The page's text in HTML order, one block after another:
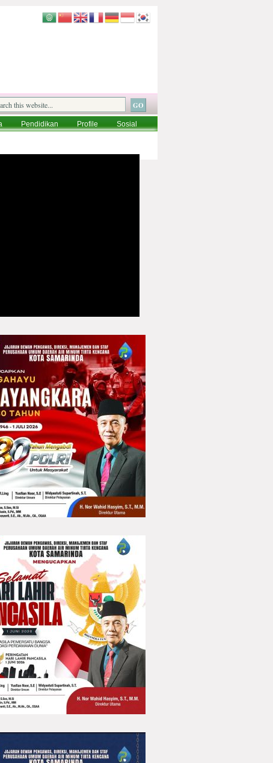
Pendidikan Profile
Sosial